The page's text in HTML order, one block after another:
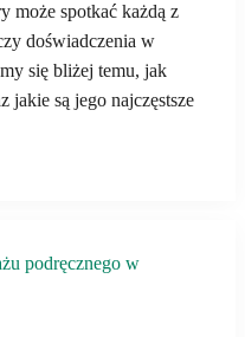
może spotkać każdą z
doświadczenia w
się bliżej temu, jak
jakie są jego najczęstsze
podręcznego w